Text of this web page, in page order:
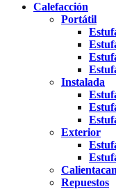
Calefacción
Portátil
Instalada
Exterior
Repuestos